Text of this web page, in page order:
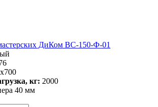
ДиКом ВС-150-Ф-01
кг: 2000
40 мм